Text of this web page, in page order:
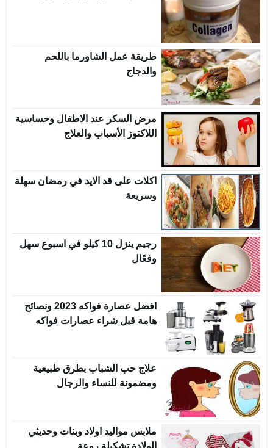
طريقة عمل الشاورما باللحم
والدجاج
مرض السكر عند الاطفال وحساسية
اللاكتوز الأسباب والعلاج
اكلات على قد الايد في رمضان سهلة
وسريعة
رجيم ينزل 10 كيلو في اسبوع سهل
وفعّال
افضل عصارة فواكه 2023 ونصائح
هامة قبل شراء عصارات فواكه
علاج حب الشباب بطرق طبيعية
ومضمونة للنساء والرجال
ملابس مواليد اولاد وبنات وحديثي
الولادة تشكيلة روعة